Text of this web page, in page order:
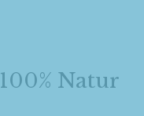
100% Natur